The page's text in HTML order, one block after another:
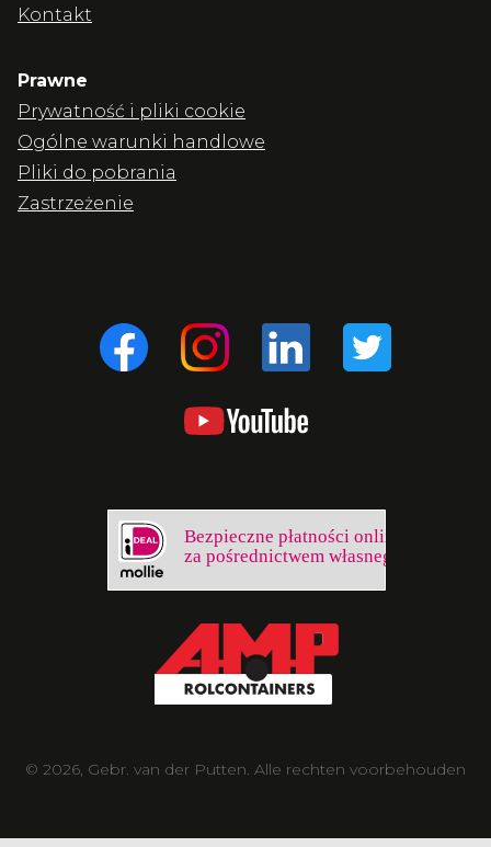
Kontakt
Prawne
Prywatność i pliki cookie
Ogólne warunki handlowe
Pliki do pobrania
Zastrzeżenie
Bezpieczne płatności online
za pośrednictwem własnego banku
© 2026, Gebr. van der Putten. Alle rechten voorbehouden